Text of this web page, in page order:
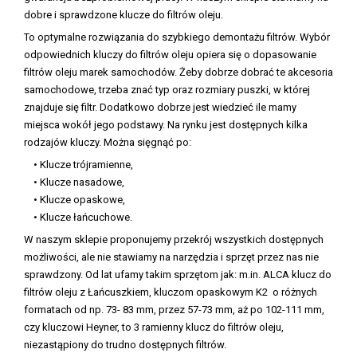
dobre i sprawdzone klucze do filtrów oleju.
To optymalne rozwiązania do szybkiego demontażu filtrów. Wybór
odpowiednich kluczy do filtrów oleju opiera się o dopasowanie
filtrów oleju marek samochodów. Żeby dobrze dobrać te akcesoria
samochodowe, trzeba znać typ oraz rozmiary puszki, w której
znajduje się filtr. Dodatkowo dobrze jest wiedzieć ile mamy
miejsca wokół jego podstawy. Na rynku jest dostępnych kilka
rodzajów kluczy. Można sięgnąć po:
• Klucze trójramienne,
• Klucze nasadowe,
• Klucze opaskowe,
• Klucze łańcuchowe.
W naszym sklepie proponujemy przekrój wszystkich dostępnych
możliwości, ale nie stawiamy na narzędzia i sprzęt przez nas nie
sprawdzony. Od lat ufamy takim sprzętom jak: m.in. ALCA klucz do
filtrów oleju z Łańcuszkiem, kluczom opaskowym K2 o różnych
formatach od np. 73- 83 mm, przez 57-73 mm, aż po 102-111 mm,
czy kluczowi Heyner, to 3 ramienny klucz do filtrów oleju,
niezastąpiony do trudno dostępnych filtrów.